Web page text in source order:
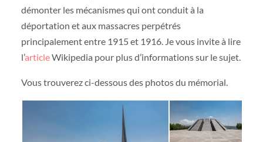
démonter les mécanismes qui ont conduit à la
déportation et aux massacres perpétrés
principalement entre 1915 et 1916. Je vous invite à lire
l’articleWikipedia pour plus d’informations sur le sujet.
Vous trouverez ci-dessous des photos du mémorial.